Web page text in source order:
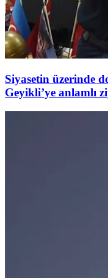
Siyasetin üzerinde
Geyikli’ye anlamlı